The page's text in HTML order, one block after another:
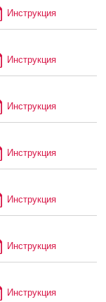
Инструкция
Инструкция
Инструкция
Инструкция
Инструкция
Инструкция
Инструкция